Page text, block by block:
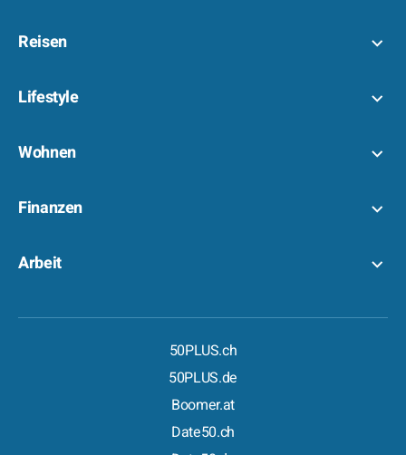
Reisen
Lifestyle
Wohnen
Finanzen
Arbeit
50PLUS.ch
50PLUS.de
Boomer.at
Date50.ch